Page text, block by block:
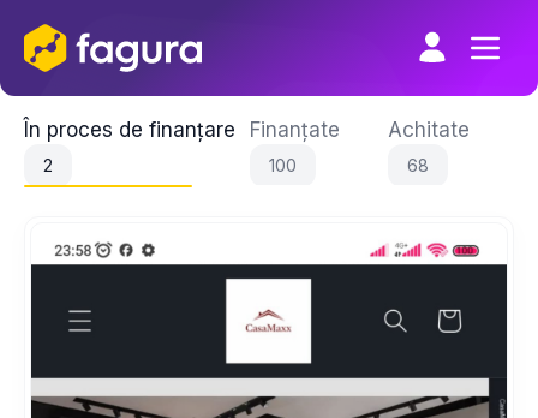
content
În proces de finanțare
2
Finanțate
100
Achitate
68